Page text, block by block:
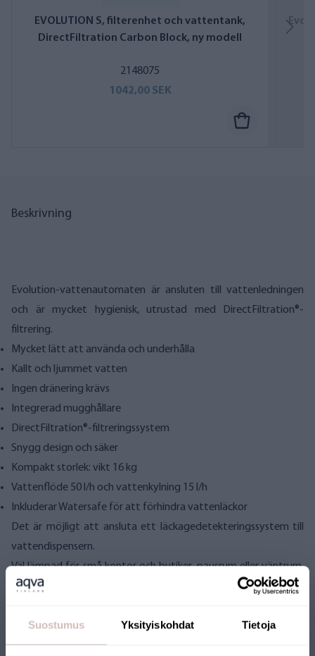
Suostumus Yksityiskohdat Tietoja
EVOLUTION S, filterenhet och vattentank,
DirectFiltration Carbon Block, ny modell
2148075
1042,00 SEK
Beskrivning
Evolution-vattenautomaten är ansluten till vattenledningen
och är mycket hygienisk, utrustad med DirectFiltration®-
filtrering.
Mycket lätt att använda och underhålla
Kallt och ljummet vatten
Ingen dränering krävs
Integrerad mugghållare
DirectFiltration®-filtreringssystem
Snygg design och säker
Kompakt storlek: vikt 16 kg
Vattenflöde 50 l/h och vattenkylning 15 l/h
Inkluderar Watersafe för att förhindra vattenläckor
Det är möjligt att ansluta ett läckagedetekteringssystem till
vattendispensern.
Väl lämpad för små kontor och butiker, pausrum eller väntrum,
till exempel.
det hälls i koppen, så att du alltid kan vara säker på vattnets
kvalitet.